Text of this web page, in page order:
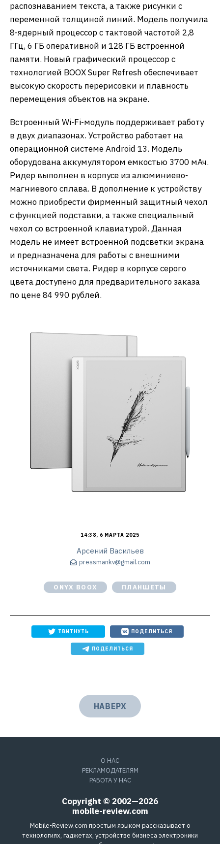
распознаванием текста, а также рисунки с
переменной толщиной линий. Модель получила
8-ядерный процессор с тактовой частотой 2,8
ГГц, 6 ГБ оперативной и 128 ГБ встроенной
памяти. Новый графический процессор с
технологией BOOX Super Refresh обеспечивает
высокую скорость перерисовки и плавность
перемещения объектов на экране.
Встроенный Wi-Fi-модуль поддерживает работу
в двух диапазонах. Устройство работает на
операционной системе Android 13. Модель
оборудована аккумулятором емкостью 3700 мАч.
Ридер выполнен в корпусе из алюминиево-
магниевого сплава. В дополнение к устройству
можно приобрести фирменный защитный чехол
с функцией подставки, а также специальный
чехол со встроенной клавиатурой. Данная
модель не имеет встроенной подсветки экрана
и предназначена для работы с внешними
источниками света. Ридер в корпусе серого
цвета доступено для предварительного заказа
по цене 84 990 рублей.
14:38, 6 МАРТА 2025
Арсений Васильев
pressmankv@gmail.com
ONYX BOOX ПЛАНШЕТЫ
ТВИТНУТЬ ПОДЕЛИТЬСЯ
ПОДЕЛИТЬСЯ
НАВЕРХ
О НАС
РЕКЛАМОДАТЕЛЯМ
РАБОТА У НАС
Copyright © 2002—2026
mobile-review.com
Mobile-Review.com простым языком рассказывает о
технологиях, гаджетах, устройстве бизнеса электроники